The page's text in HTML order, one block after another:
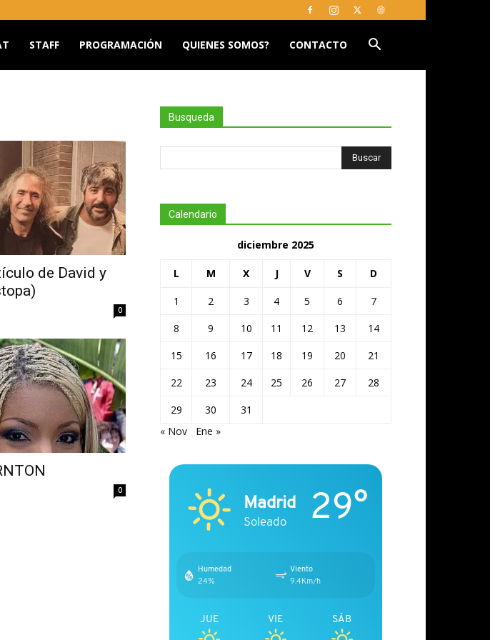
STAFF PROGRAMACIÓN QUIENES SOMOS? CONTACTO
de David y
0
0
Busqueda
Calendario
diciembre 2025
L M X J V S D
1 2 3 4 5 6
7
8
9 10 11 12 13
14
15
16 17 18 19 20
21
22
23 24 25 26 27
28
29
30
31
« Nov
Ene »
Madrid
Soleado 29°
Humedad
24%
Viento
9.4Km/h
JUE VIE SÁB